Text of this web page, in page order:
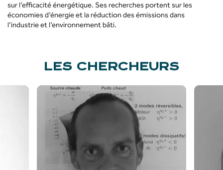
sur l’efficacitéénergétique. Sesrecherches portent sur les
économiesd’énergieet laréductiondesémissionsdans
l’industrieet l’environnement bâti.
LES CHERCHEURS